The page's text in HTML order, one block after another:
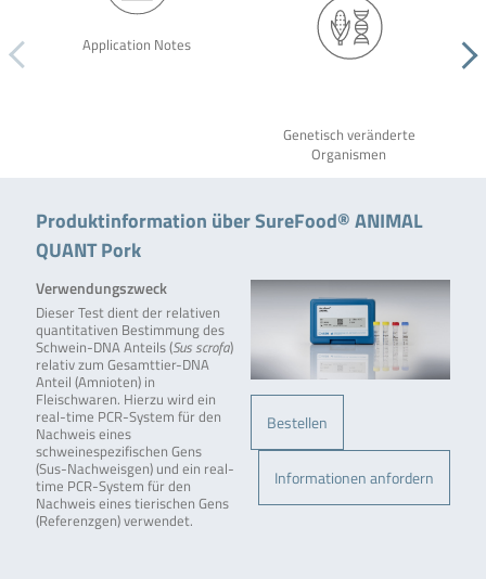
Application Notes
Genetisch veränderte
Organismen
Produktinformation über SureFood® ANIMAL
QUANT Pork
Bestellen
Informationen anfordern
Verwendungszweck
Dieser Test dient der relativen
quantitativen Bestimmung des
Schwein-DNA Anteils (Sus scrofa)
relativ zum Gesamttier-DNA
Anteil (Amnioten) in
Fleischwaren. Hierzu wird ein
real-time PCR-System für den
Nachweis eines
schweinespezifischen Gens
(Sus-Nachweisgen) und ein real-
time PCR-System für den
Nachweis eines tierischen Gens
(Referenzgen) verwendet.